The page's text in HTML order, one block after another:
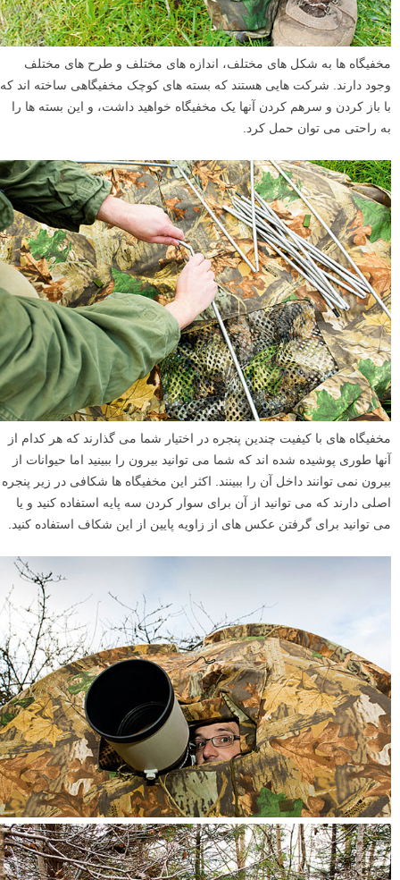
مخفیگاه ها به شکل های مختلف، اندازه های مختلف و طرح های مختلف
وجود دارند. شرکت هایی هستند که بسته های کوچک مخفیگاهی ساخته اند که
با باز کردن و سرهم کردن آنها یک مخفیگاه خواهید داشت، و این بسته ها را
به راحتی می توان حمل کرد.
مخفیگاه های با کیفیت چندین پنجره در اختیار شما می گذارند که هر کدام از
آنها طوری پوشیده شده اند که شما می توانید بیرون را ببینید اما حیوانات از
بیرون نمی توانند داخل آن را ببینند. اکثر این مخفیگاه ها شکافی در زیر پنجره
اصلی دارند که می توانید از آن برای سوار کردن سه پایه استفاده کنید و یا
می توانید برای گرفتن عکس های از زاویه پایین از این شکاف استفاده کنید.